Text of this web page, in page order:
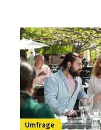
Betriebe ihre zu
ausschreiben.
Umfrage